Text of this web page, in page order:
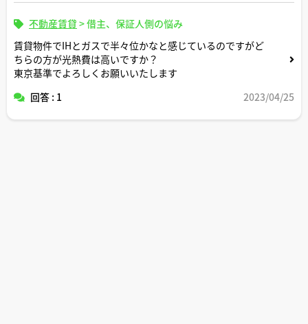
不動産賃貸 >借主、保証人側の悩み
賃貸物件でIHとガスで半々位かなと感じているのですがど
ちらの方が光熱費は高いですか？
東京基準でよろしくお願いいたします
回答 : 1
2023/04/25